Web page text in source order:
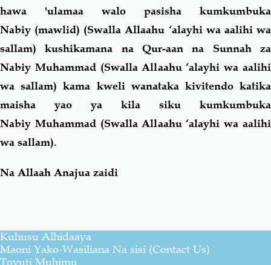
hawa 'ulamaa walo pasisha kumkumbuka
Nabiy (mawlid) (Swalla Allaahu ‘alayhi wa aalihi wa
sallam) kushikamana na Qur-aan na Sunnah za
Nabiy Muhammad (Swalla Allaahu ‘alayhi wa aalihi
wa sallam) kama kweli wanataka kivitendo katika
maisha yao ya kila siku kumkumbuka
Nabiy Muhammad (Swalla Allaahu ‘alayhi wa aalihi
wa sallam).
Na Allaah Anajua zaidi
Kuhusu Alhidaaya
Maoni Yako-Wasiliana Na sisi (Contact Us)
Tovuti Muhimu